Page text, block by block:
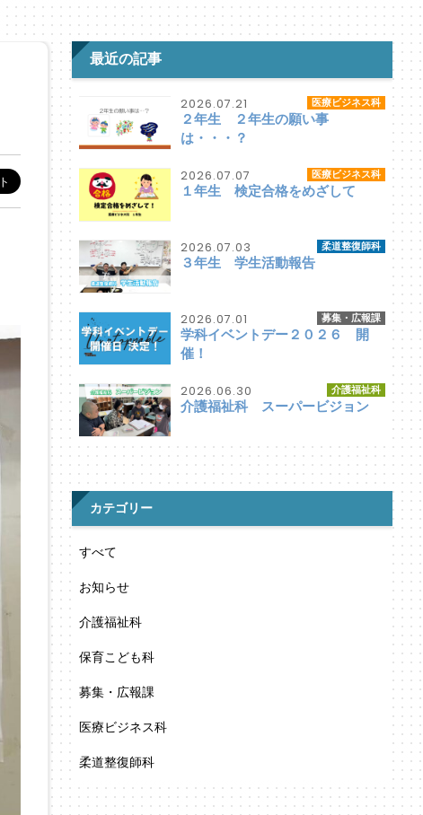
最近の記事
2026.07.21 医療ビジネス科
２年生 ２年生の願い事
は・・・？
2026.07.07 医療ビジネス科
１年生 検定合格をめざして
2026.07.03 柔道整復師科
３年生 学生活動報告
2026.07.01 募集・広報課
学科イベントデー２０２６ 開
催！
2026.06.30 介護福祉科
介護福祉科 スーパービジョン
カテゴリー
すべて
お知らせ
介護福祉科
保育こども科
募集・広報課
医療ビジネス科
柔道整復師科